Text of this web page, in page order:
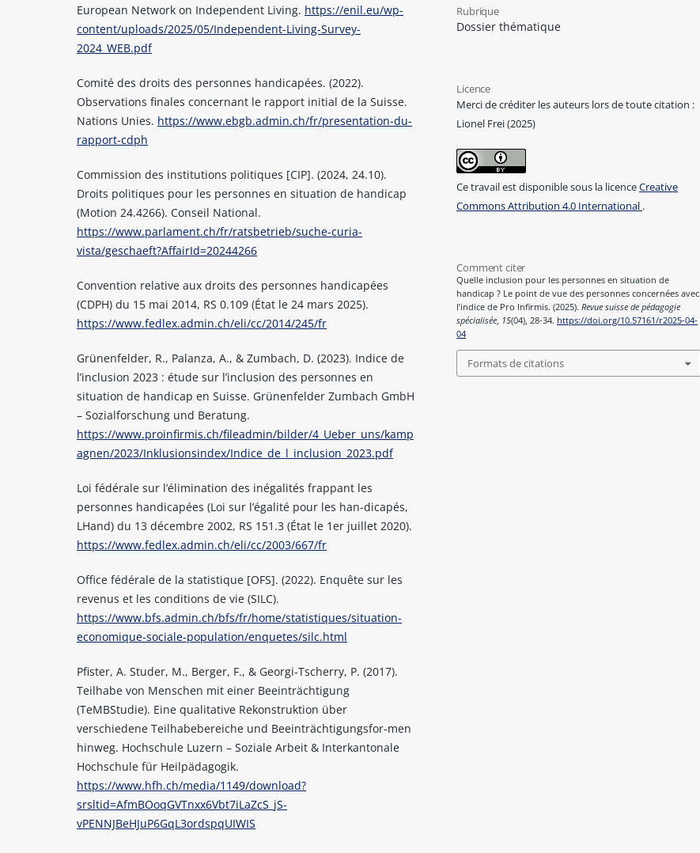
European Network on Independent Living. https://enil.eu/wp-
content/uploads/2025/05/Independent-Living-Survey-
2024_WEB.pdf
Comité des droits des personnes handicapées. (2022).
Observations finales concernant le rapport initial de la Suisse.
Nations Unies. https://www.ebgb.admin.ch/fr/presentation-du-
rapport-cdph
Commission des institutions politiques [CIP]. (2024, 24.10).
Droits politiques pour les personnes en situation de handicap
(Motion 24.4266). Conseil National.
https://www.parlament.ch/fr/ratsbetrieb/suche-curia-
vista/geschaeft?AffairId=20244266
Convention relative aux droits des personnes handicapées
(CDPH) du 15 mai 2014, RS 0.109 (État le 24 mars 2025).
https://www.fedlex.admin.ch/eli/cc/2014/245/fr
Grünenfelder, R., Palanza, A., & Zumbach, D. (2023). Indice de
l’inclusion 2023 : étude sur l’inclusion des personnes en
situation de handicap en Suisse. Grünenfelder Zumbach GmbH
– Sozialforschung und Beratung.
https://www.proinfirmis.ch/fileadmin/bilder/4_Ueber_uns/kamp
agnen/2023/Inklusionsindex/Indice_de_l_inclusion_2023.pdf
Loi fédérale sur l’élimination des inégalités frappant les
personnes handicapées (Loi sur l’égalité pour les han-dicapés,
LHand) du 13 décembre 2002, RS 151.3 (État le 1er juillet 2020).
https://www.fedlex.admin.ch/eli/cc/2003/667/fr
Office fédérale de la statistique [OFS]. (2022). Enquête sur les
revenus et les conditions de vie (SILC).
https://www.bfs.admin.ch/bfs/fr/home/statistiques/situation-
economique-sociale-population/enquetes/silc.html
Pfister, A. Studer, M., Berger, F., & Georgi-Tscherry, P. (2017).
Teilhabe von Menschen mit einer Beeinträchtigung
(TeMBStudie). Eine qualitative Rekonstruktion über
verschiedene Teilhabebereiche und Beeinträchtigungsfor-men
hinweg. Hochschule Luzern – Soziale Arbeit & Interkantonale
Hochschule für Heilpädagogik.
https://www.hfh.ch/media/1149/download?
srsltid=AfmBOoqGVTnxx6Vbt7iLaZcS_jS-
vPENNJBeHJuP6GqL3ordspqUIWIS
Rubrique
Dossier thématique
Licence
Merci de créditer les auteurs lors de toute citation :
Lionel Frei (2025)
Ce travail est disponible sous la licenceCreative
Commons Attribution 4.0 International .
Comment citer
Quelle inclusion pour les personnes en situation de
handicap ? Le point de vue des personnes concernées avec
l’indice de Pro Infirmis. (2025).Revue suisse de pédagogie
spécialisée, 15(04), 28-34. https://doi.org/10.57161/r2025-04-
04
Formats de citations